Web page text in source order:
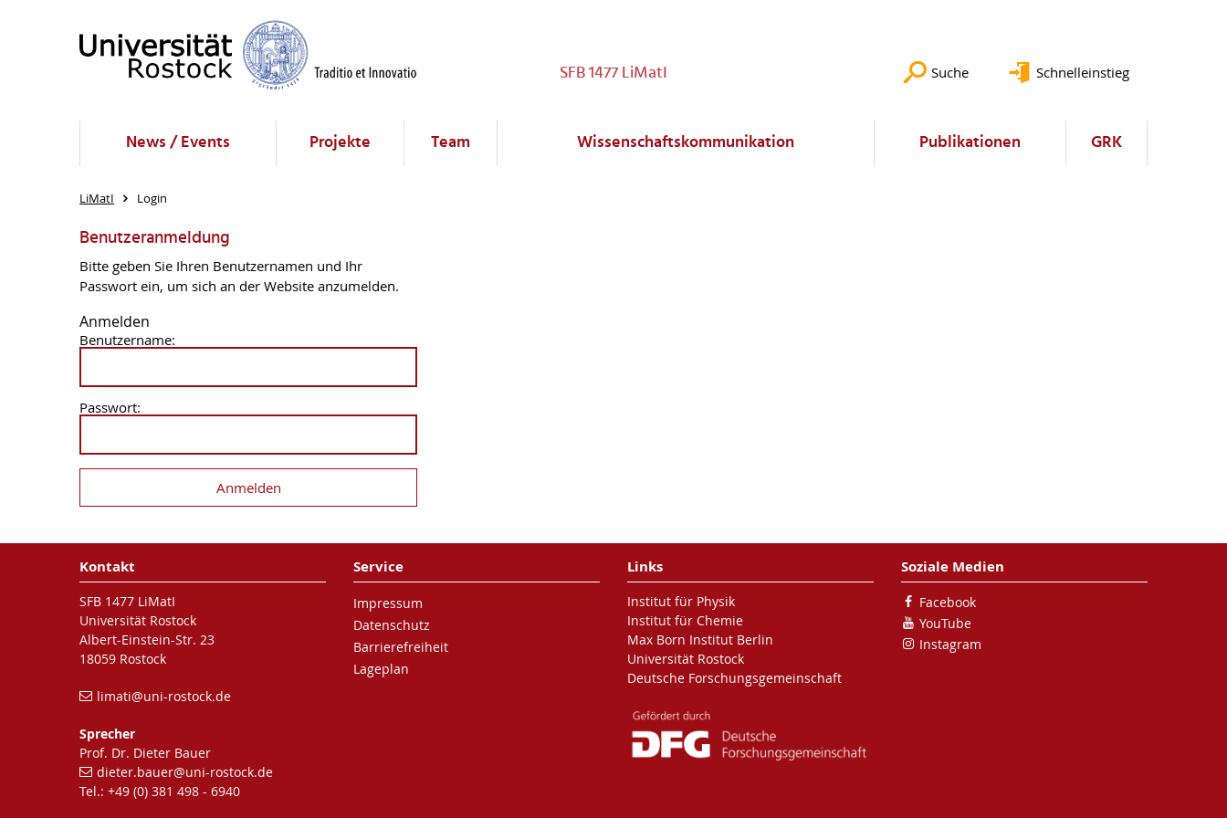
SFB 1477 LiMatI Suche Schnelleinstieg
News / Events Projekte Team Wissenschaftskommunikation Publikationen GRK
LiMatI Login
Benutzeranmeldung
Bitte geben Sie Ihren Benutzernamen und Ihr
Passwort ein, um sich an der Website anzumelden.
Anmelden
Benutzername:
Passwort:
Kontakt
SFB 1477 LiMatI
Universität Rostock
Albert-Einstein-Str. 23
18059 Rostock
limati@uni-rostock.de
Sprecher
Prof. Dr. Dieter Bauer
dieter.bauer@uni-rostock.de
Tel.: +49 (0) 381 498 - 6940
Service
Impressum
Datenschutz
Barrierefreiheit
Lageplan
Links
Institut für Physik
Institut für Chemie
Max Born Institut Berlin
Universität Rostock
Deutsche Forschungsgemeinschaft
Soziale Medien
Facebook
YouTube
Instagram